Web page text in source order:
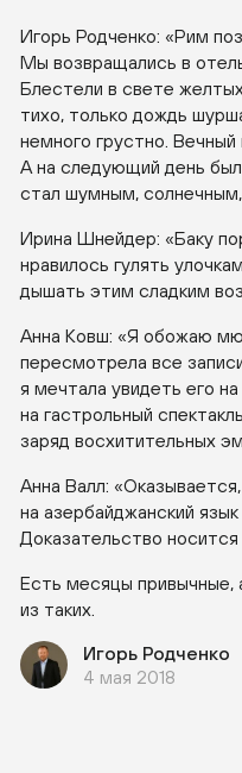
Игорь Родченко: «Рим
Мы возвращались в
Блестели в свете
тихо, только дождь
немного грустно.
А на следующий день
стал шумным,
Ирина Шнейдер: «Баку
нравилось гулять
дышать этим сладким
Анна Ковш: «Я обожаю
пересмотрела все
я мечтала увидеть его
на гастрольный
заряд восхитительных
Анна Валл:
на азербайджанский язык
Доказательство
Есть месяцы привычные,
из таких.
Игорь Родченко
4 мая 2018